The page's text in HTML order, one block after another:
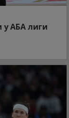
у АБА лиги